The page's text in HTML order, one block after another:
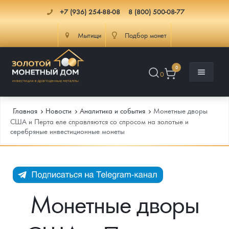
+7 (936) 254-88-08 8 (800) 500-08-77
Мытищи Подбор монет
0
0
Каталог
Каталог Монет
Монеты Россия и СССР
Памятные и старинные монеты
Инфо
Подлинность монет
Главная Новости Аналитика и события
Монетные дворы
США и Перта еле справляются со спросом на золотые и
серебряные инвестиционные монеты
Монетные дворы